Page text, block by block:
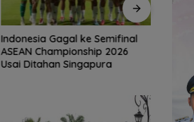
Pemkab Tanah Laut Perkuat
Sinergi Pengelolaan Sampah,
Bupati Sambut Kunjungan Istri